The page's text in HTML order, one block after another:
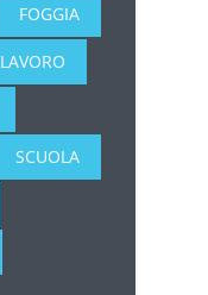
FOGGIA
LAVORO
SCUOLA